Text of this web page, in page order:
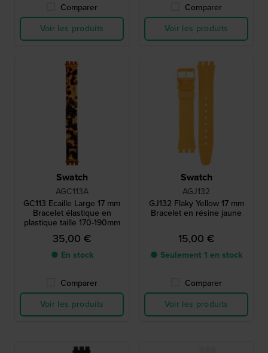
Comparer
Voir les produits
Comparer
Voir les produits
Swatch
AGC113A
GC113 Ecaille Large 17 mm
Bracelet élastique en
plastique taille 170-190mm
35,00 €
● En stock
Comparer
Voir les produits
Swatch
AGJ132
GJ132 Flaky Yellow 17 mm
Bracelet en résine jaune
15,00 €
● Seulement 1 en stock
Comparer
Voir les produits